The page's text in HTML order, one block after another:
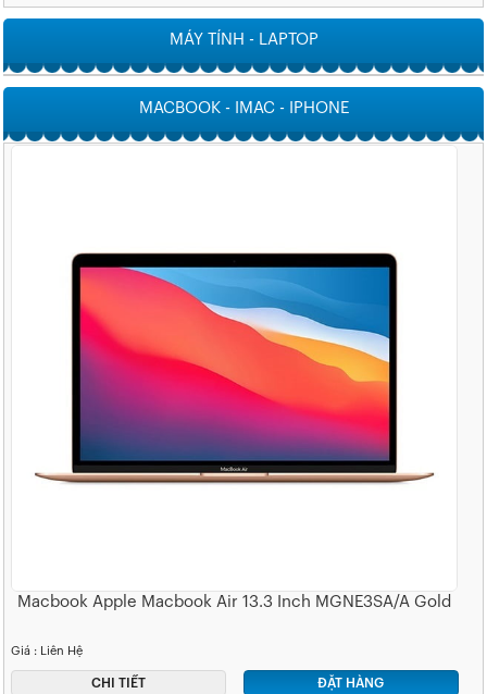
MÁY TÍNH - LAPTOP
MACBOOK - IMAC - IPHONE
Macbook Apple Macbook Air 13.3 Inch MGNE3SA/A Gold
Giá : Liên Hệ
CHI TIẾT ĐẶT HÀNG